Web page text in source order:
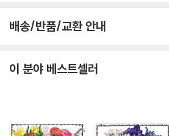
배송/반품/교환 안내
이 분야 베스트셀러